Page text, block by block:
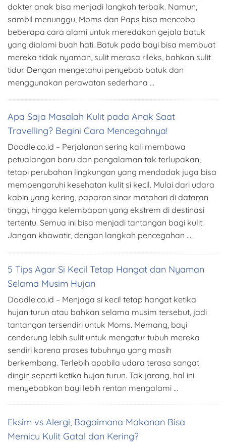
dokter anak bisa menjadi langkah terbaik. Namun,
sambil menunggu, Moms dan Paps bisa mencoba
beberapa cara alami untuk meredakan gejala batuk
yang dialami buah hati. Batuk pada bayi bisa membuat
mereka tidak nyaman, sulit merasa rileks, bahkan sulit
tidur. Dengan mengetahui penyebab batuk dan
menggunakan perawatan sederhana …
Apa Saja Masalah Kulit pada Anak Saat
Travelling? Begini Cara Mencegahnya!
Doodle.co.id – Perjalanan sering kali membawa
petualangan baru dan pengalaman tak terlupakan,
tetapi perubahan lingkungan yang mendadak juga bisa
mempengaruhi kesehatan kulit si kecil. Mulai dari udara
kabin yang kering, paparan sinar matahari di dataran
tinggi, hingga kelembapan yang ekstrem di destinasi
tertentu. Semua ini bisa menjadi tantangan bagi kulit.
Jangan khawatir, dengan langkah pencegahan …
5 Tips Agar Si Kecil Tetap Hangat dan Nyaman
Selama Musim Hujan
Doodle.co.id – Menjaga si kecil tetap hangat ketika
hujan turun atau bahkan selama musim tersebut, jadi
tantangan tersendiri untuk Moms. Memang, bayi
cenderung lebih sulit untuk mengatur tubuh mereka
sendiri karena proses tubuhnya yang masih
berkembang. Terlebih apabila udara terasa sangat
dingin seperti ketika hujan turun. Tak jarang, hal ini
menyebabkan bayi lebih rentan mengalami …
Eksim vs Alergi, Bagaimana Makanan Bisa
Memicu Kulit Gatal dan Kering?